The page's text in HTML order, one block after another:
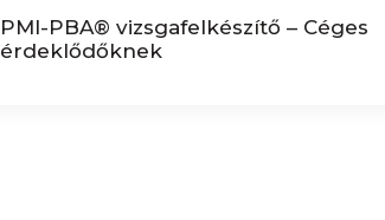
PMI-PBA® vizsgafelkészítő – Céges
érdeklődőknek